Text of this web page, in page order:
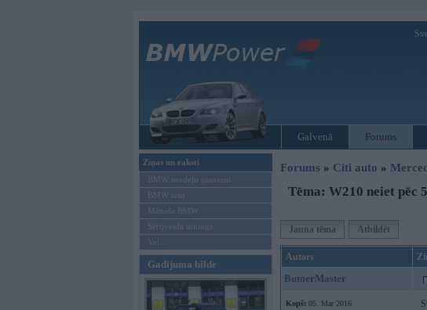
Galvenā Forums
Ziņas un raksti
BMW modeļu jaunumi
BMW testi
Mēneša BMW
Sērijveida tūnings
Vel...
Gadījuma bilde
Forums » Citi auto »
Tēma: W210 neiet pēc
Jauna tēma Atbildēt
Autors
BumerMaster
Kopš: 05. Mar 2016